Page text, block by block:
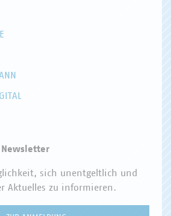
sich unentgeltlich und
Aktuelles zu informieren.